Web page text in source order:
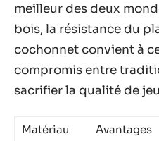
meilleur des deux
bois, la résistance du
cochonnet convient à
compromis entre
sacrifier la qualité de
Matériau Avantages